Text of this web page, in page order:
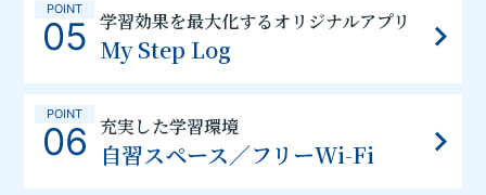
POINT
05 学習効果を最大化するオリジナルアプリ
My Step Log
POINT
06 充実した学習環境
自習スペース／フリーWi-Fi